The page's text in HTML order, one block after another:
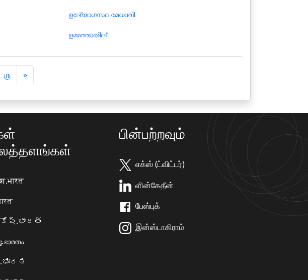
ഉദ്യോഗസ്ഥ മേധാവി
ഉമ്മറവാതില്
௫ »अ
ग
ला
பின்பற்றவும்
எக்ஸ் (ட்விட்டர்)
ளின்கேதீன்
பேஸ்புக்
இன்ஸ்டாகிராம்